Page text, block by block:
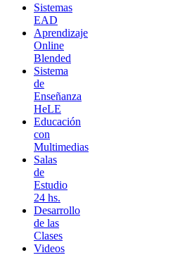
Sistemas
EAD
Aprendizaje
Online
Blended
Sistema
de
Enseñanza
HeLE
Educación
con
Multimedias
Salas
de
Estudio
24 hs.
Desarrollo
de las
Clases
Videos